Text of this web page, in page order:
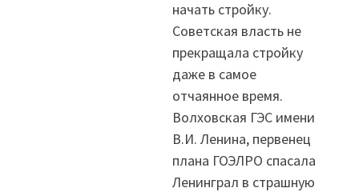
начать стройку.
Советская власть не
прекращала стройку
даже в самое
отчаянное время.
Волховская ГЭС имени
В.И. Ленина, первенец
плана ГОЭЛРО спасала
Ленинграл в страшную